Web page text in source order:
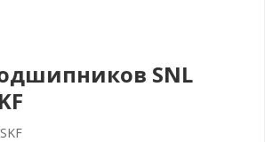
SNL